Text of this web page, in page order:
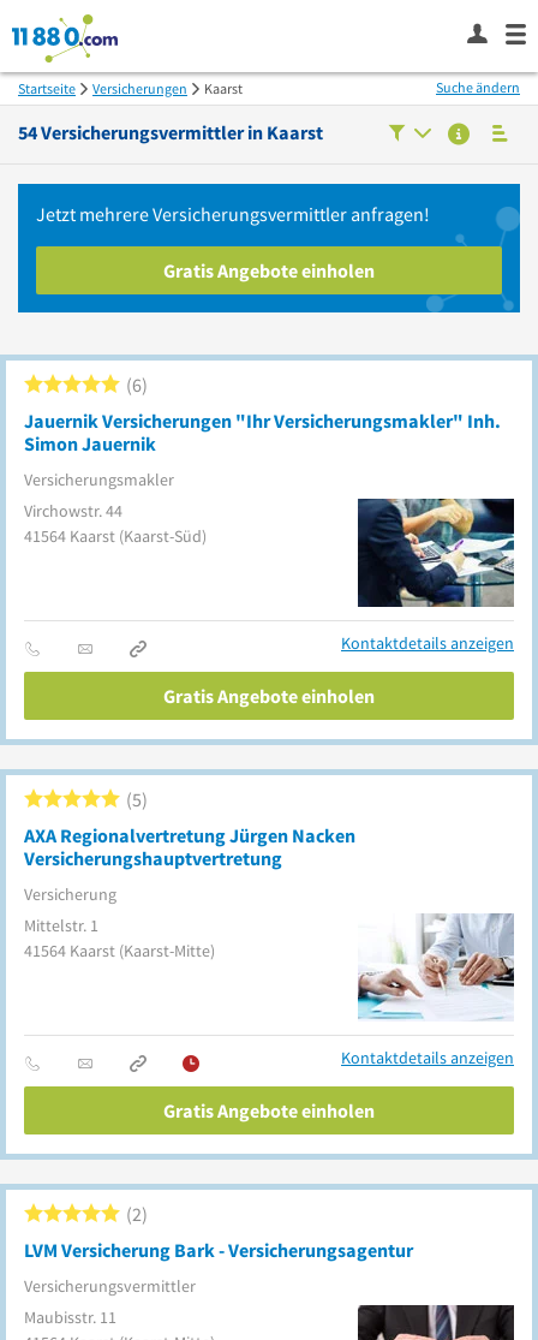
Startseite Versicherungen Kaarst
54Versicherungsvermittler in Kaarst
Suche ändern
Jetzt mehrereVersicherungsvermittler anfragen!
Gratis Angebote einholen
Jauernik Versicherungen "Ihr Versicherungsmakler" Inh.
Simon Jauernik
Versicherungsmakler
6
Virchowstr. 44
41564 Kaarst (Kaarst-Süd)
Kontaktdetails anzeigen
Gratis Angebote einholen
AXA Regionalvertretung Jürgen Nacken
Versicherungshauptvertretung
Versicherung
5
Mittelstr. 1
41564 Kaarst (Kaarst-Mitte)
Kontaktdetails anzeigen
Gratis Angebote einholen
LVM Versicherung Bark - Versicherungsagentur
Versicherungsvermittler
2
Maubisstr. 11